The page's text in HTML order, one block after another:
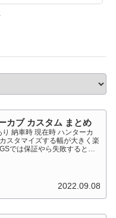
カブ カスタム まとめ
納車時 現在時 ハンターカ
スタマイズする幅が大きく楽
では保証やら失敗すると高
2022.09.08